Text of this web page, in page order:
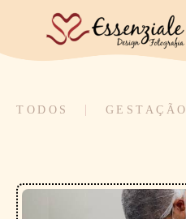
TODOS GESTAÇÃO